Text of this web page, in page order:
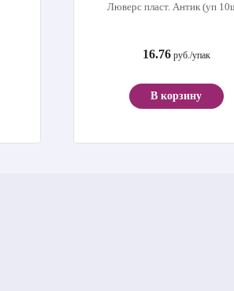
Люверс пласт. Антик (уп
16.76руб./упак
В корзину